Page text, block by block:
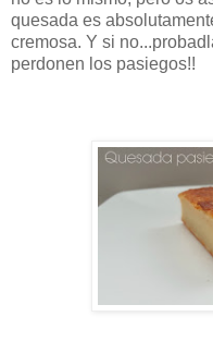
quesada es
cremosa. Y si
perdonen los pasiegos!!